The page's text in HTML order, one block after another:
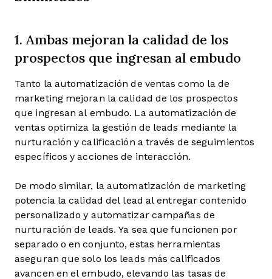
1. Ambas mejoran la calidad de los
prospectos que ingresan al embudo
Tanto la automatización de ventas como la de
marketing mejoran la calidad de los prospectos
que ingresan al embudo. La automatización de
ventas optimiza la gestión de leads mediante la
nurturación y calificación a través de seguimientos
específicos y acciones de interacción.
De modo similar, la automatización de marketing
potencia la calidad del lead al entregar contenido
personalizado y automatizar campañas de
nurturación de leads. Ya sea que funcionen por
separado o en conjunto, estas herramientas
aseguran que solo los leads más calificados
avancen en el embudo, elevando las tasas de